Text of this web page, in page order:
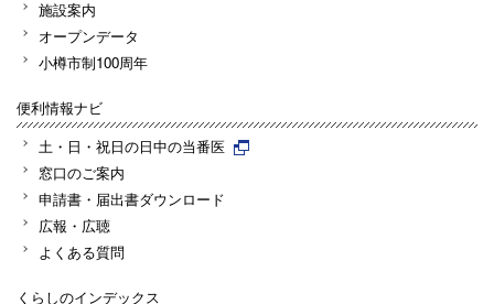
施設案内
オープンデータ
小樽市制100周年
便利情報ナビ
土・日・祝日の日中の当番医
窓口のご案内
申請書・届出書ダウンロード
広報・広聴
よくある質問
くらしのインデックス